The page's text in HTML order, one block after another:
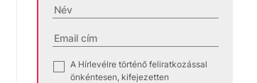
✓
A Hírlevélre történő feliratkozással
önkéntesen, kifejezetten